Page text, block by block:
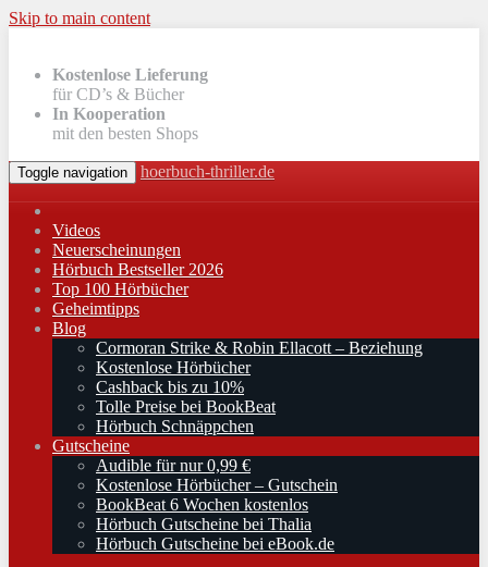
Skip to main content
Kostenlose Lieferung
für CD’s & Bücher
In Kooperation
mit den besten Shops
Toggle navigation hoerbuch-thriller.de
Videos
Neuerscheinungen
Hörbuch Bestseller 2026
Top 100 Hörbücher
Geheimtipps
Blog
Cormoran Strike & Robin Ellacott – Beziehung
Kostenlose Hörbücher
Cashback bis zu 10%
Tolle Preise bei BookBeat
Hörbuch Schnäppchen
Gutscheine
Audible für nur 0,99 €
Kostenlose Hörbücher – Gutschein
BookBeat 6 Wochen kostenlos
Hörbuch Gutscheine bei Thalia
Hörbuch Gutscheine bei eBook.de